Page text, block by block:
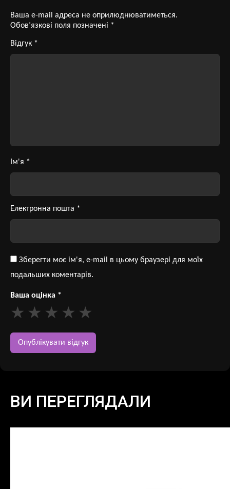
Ваша e-mail адреса не оприлюднюватиметься.
Обов’язкові поля позначені *
Відгук *
Ім'я *
Електронна пошта *
Зберегти моє ім'я, e-mail в цьому браузері для моїх
подальших коментарів.
Ваша оцінка *
ВИ ПЕРЕГЛЯДАЛИ